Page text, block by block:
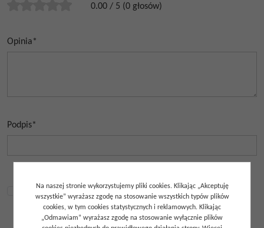
0.00 / 5 (0 głosów)
Opinia*
Podpis*
Zapoznałem się z regulaminem sklepu internetowego oraz
polityką prywatności i je akceptuję.
Na naszej stronie wykorzystujemy pliki cookies. Klikając „Akceptuję
wszystkie” wyrażasz zgodę na stosowanie wszystkich typów plików
cookies, w tym cookies statystycznych i reklamowych. Klikając
„Odmawiam” wyrażasz zgodę na stosowanie wyłącznie plików